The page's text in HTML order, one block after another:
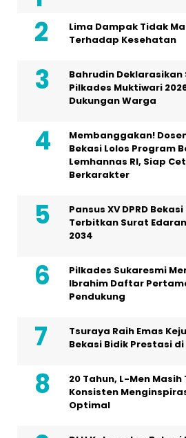
Lima Dampak Tidak
Terhadap Kesehatan
Bahrudin Deklarasikan
Pilkades Muktiwari
Dukungan Warga
Membanggakan!
Bekasi Lolos Program
Lemhannas RI, Siap
Berkarakter
Pansus XV DPRD
Terbitkan Surat
2034
Pilkades Sukaresmi
Ibrahim Daftar
Pendukung
Tsuraya Raih Emas
Bekasi Bidik Prestasi di
20 Tahun, L-Men
Konsisten
Optimal